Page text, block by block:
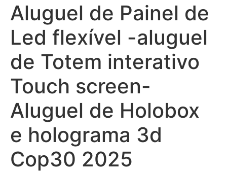
Aluguel de Painel de
Led flexível -aluguel
de Totem interativo
Touch screen-
Aluguel de Holobox
e holograma 3d
Cop30 2025